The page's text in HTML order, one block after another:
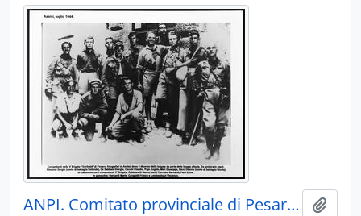
ANPI. Comitato provinciale di Pesaro e Urbino - 1944-2016 con docc. originali e in copia 1850-1882; 1902-1943